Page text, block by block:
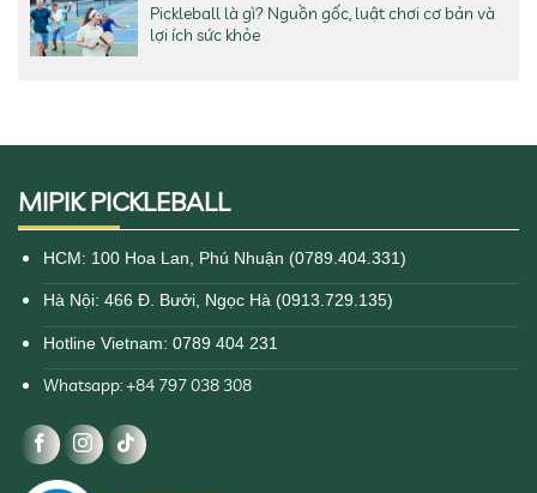
Pickleball là gì? Nguồn gốc, luật chơi cơ bản và
lợi ích sức khỏe
MIPIK PICKLEBALL
HCM: 100 Hoa Lan, Phú Nhuận (0789.404.331)
Hà Nội: 466 Đ. Bưởi, Ngọc Hà (0913.729.135)
Hotline Vietnam: 0789 404 231
Whatsapp: +84 797 038 308